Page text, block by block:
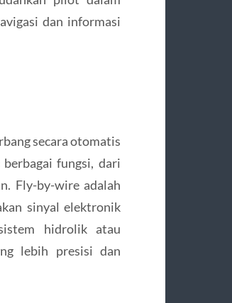
dan informasi
secara otomatis
fungsi, dari
Fly-by-wire adalah
sinyal elektronik
hidrolik atau
lebih presisi dan